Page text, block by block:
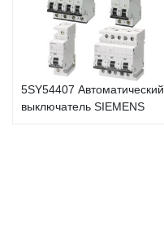
5SY54407 Автоматический
выключатель SIEMENS